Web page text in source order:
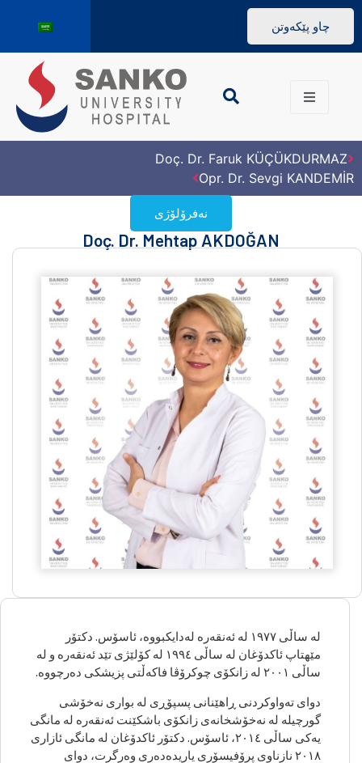
چاو پێکەوتن
Doç. Dr. Faruk KÜÇÜKDURMAZ
Opr. Dr. Sevgi KANDEMİR
نەفرۆلۆژی
Doç. Dr. Mehtap AKDOĞAN
لە ساڵی ١٩٧٧ لە ئەنقەرە لەدایکبووە، ئاسۆس. دکتۆر
مێهتاپ ئاکدۆغان لە ساڵی ١٩٩٤ لە کۆلێژی تێد ئەنقەرە و لە
ساڵی ٢٠٠١ لە زانکۆی چوکرۆڤا فاکەڵتی پزیشکی دەرچووە.
دوای تەواوکردنی ڕاهێنانی پسپۆڕی لە بواری نەخۆشی
گورچیلە لە نەخۆشخانەی زانکۆی باشکێنت ئەنقەرە لە مانگی
یەکی ساڵی ٢٠١٤، ئاسۆس. دکتۆر ئاکدۆغان لە مانگی ئازاری
٢٠١٨ نازناوی پرۆفیسۆری یاریدەدەری وەرگرت، دوای